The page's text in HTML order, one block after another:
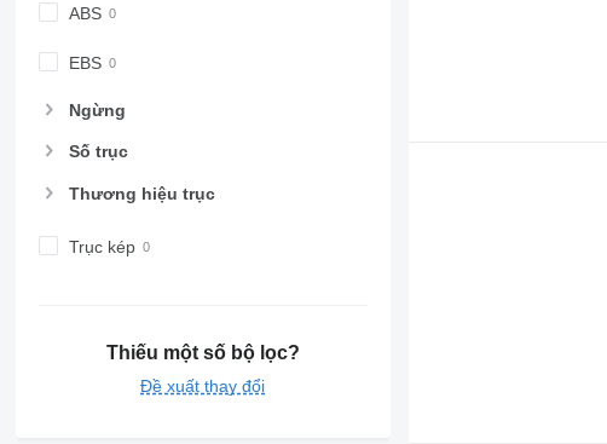
ABS
EBS
Ngừng
Số trục
Thương hiệu trục
Trục kép
Thiếu một số bộ lọc?
Đề xuất thay đổi